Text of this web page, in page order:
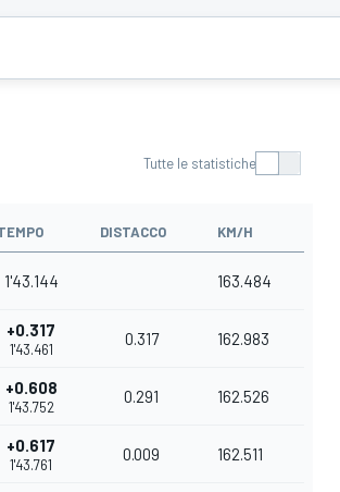
Tutte le statistiche
DISTACCO KM/H
1'43.144 163.484
+0.317
1'43.461
0.317 162.983
+0.608
1'43.752
0.291 162.526
+0.617
1'43.761
0.009 162.511